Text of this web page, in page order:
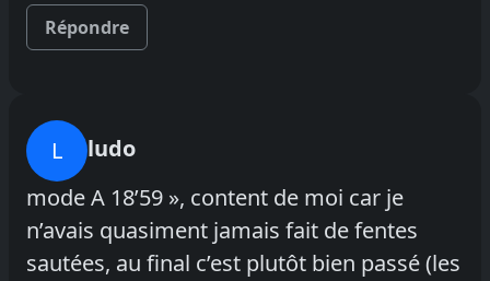
Répondre
L
ludo
mode A 18’59 », content de moi car je
n’avais quasiment jamais fait de fentes
sautées, au final c’est plutôt bien passé (les